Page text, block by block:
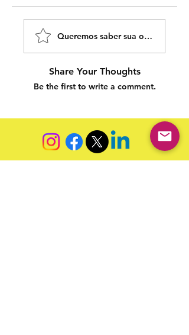
Queremos saber sua opinião
Share Your Thoughts
Be the first to write a comment.